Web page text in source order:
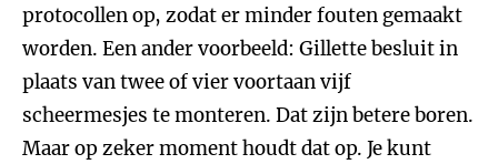
protocollen op, zodat er minder fouten gemaakt
worden. Een ander voorbeeld: Gillette besluit in
plaats van twee of vier voortaan vijf
scheermesjes te monteren. Dat zijn betere boren.
Maar op zeker moment houdt dat op. Je kunt